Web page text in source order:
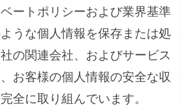
ートポリシーおよび業界基準
うな個人情報を保存または処
の関連会社、およびサービス
お客様の個人情報の安全な収
全に取り組んでいます。